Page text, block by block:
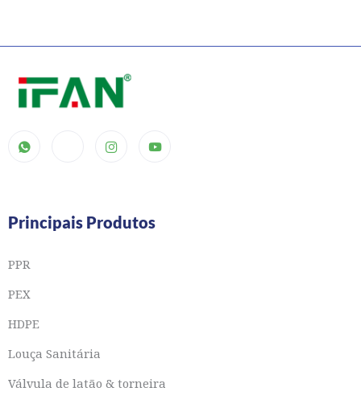
Principais Produtos
PPR
PEX
HDPE
Louça Sanitária
Válvula de latão & torneira